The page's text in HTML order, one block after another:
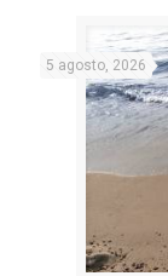
5 agosto, 2026